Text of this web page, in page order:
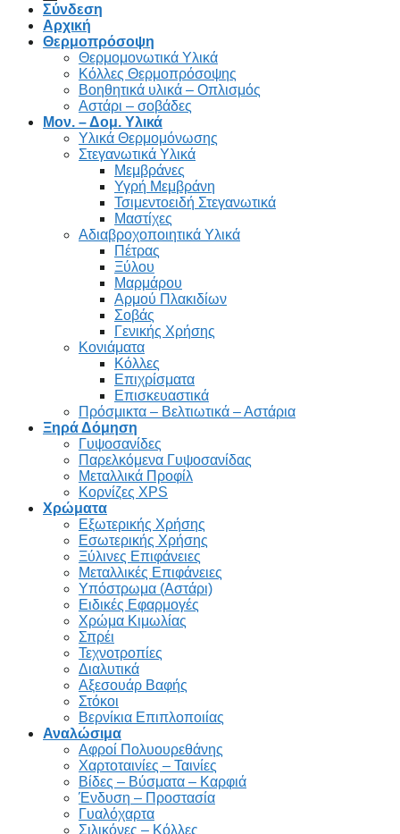
Σύνδεση
Αρχική
Θερμοπρόσοψη
Θερμομονωτικά Υλικά
Κόλλες Θερμοπρόσοψης
Βοηθητικά υλικά – Οπλισμός
Αστάρι – σοβάδες
Μον. – Δομ. Υλικά
Υλικά Θερμομόνωσης
Στεγανωτικά Υλικά
Μεμβράνες
Υγρή Μεμβράνη
Τσιμεντοειδή Στεγανωτικά
Μαστίχες
Αδιαβροχοποιητικά Υλικά
Πέτρας
Ξύλου
Μαρμάρου
Αρμού Πλακιδίων
Σοβάς
Γενικής Χρήσης
Κονιάματα
Κόλλες
Επιχρίσματα
Επισκευαστικά
Πρόσμικτα – Βελτιωτικά – Αστάρια
Ξηρά Δόμηση
Γυψοσανίδες
Παρελκόμενα Γυψοσανίδας
Μεταλλικά Προφίλ
Κορνίζες XPS
Χρώματα
Εξωτερικής Χρήσης
Εσωτερικής Χρήσης
Ξύλινες Επιφάνειες
Μεταλλικές Επιφάνειες
Υπόστρωμα (Αστάρι)
Ειδικές Εφαρμογές
Χρώμα Κιμωλίας
Σπρέι
Τεχνοτροπίες
Διαλυτικά
Αξεσουάρ Βαφής
Στόκοι
Βερνίκια Επιπλοποιίας
Αναλώσιμα
Αφροί Πολυουρεθάνης
Χαρτοταινίες – Ταινίες
Βίδες – Βύσματα – Καρφιά
Ένδυση – Προστασία
Γυαλόχαρτα
Σιλικόνες – Κόλλες